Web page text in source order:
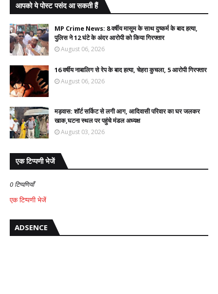
आपको ये पोस्ट पसंद आ सकती हैं
MP Crime News: 8 वर्षीय मासूम के साथ दुष्कर्म के बाद हत्या,
पुलिस ने 12 घंटे के अंदर आरोपी को किया गिरफ्तार
August 06, 2026
16 वर्षीय नाबालिग से रेप के बाद हत्या, चेहरा कुचला, 5 आरोपी गिरफ्तार
August 06, 2026
मड़वास: शॉर्ट सर्किट से लगी आग, आदिवासी परिवार का घर जलकर
खाक,घटना स्थल पर पहुंचे मंडल अध्यक्ष
August 03, 2026
एक टिप्पणी भेजें
0 टिप्पणियाँ
एक टिप्पणी भेजें
ADSENCE